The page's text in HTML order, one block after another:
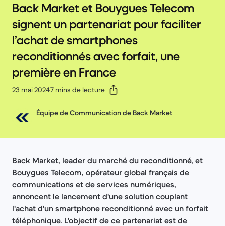
Back Market et Bouygues Telecom
signent un partenariat pour faciliter
l’achat de smartphones
reconditionnés avec forfait, une
première en France
23 mai 20247 mins de lecture
Équipe de Communication de Back Market
Back Market, leader du marché du reconditionné, et
Bouygues Telecom, opérateur global français de
communications et de services numériques,
annoncent le lancement d'une solution couplant
l'achat d'un smartphone reconditionné avec un forfait
téléphonique. L'objectif de ce partenariat est de